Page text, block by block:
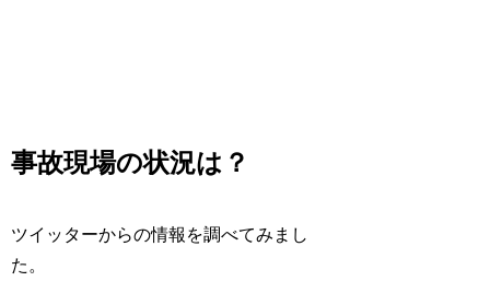
事故現場の状況は？
ツイッターからの情報を調べてみまし
た。